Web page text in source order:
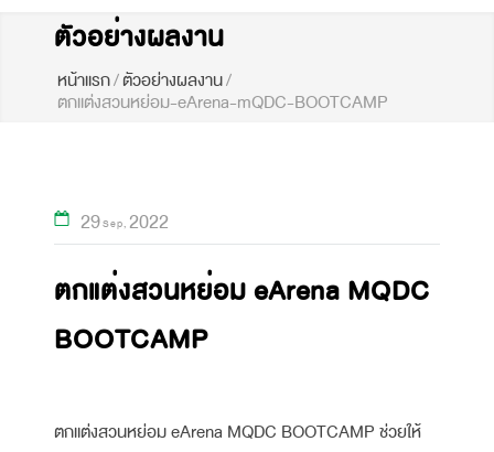
ตัวอย่างผลงาน
หน้าแรก/ตัวอย่างผลงาน/
ตกแต่งสวนหย่อม-eArena-mQDC-BOOTCAMP
29Sep 2022
ตกแต่งสวนหย่อม eArena MQDC
BOOTCAMP
ตกแต่งสวนหย่อม eArena MQDC BOOTCAMP ช่วยให้